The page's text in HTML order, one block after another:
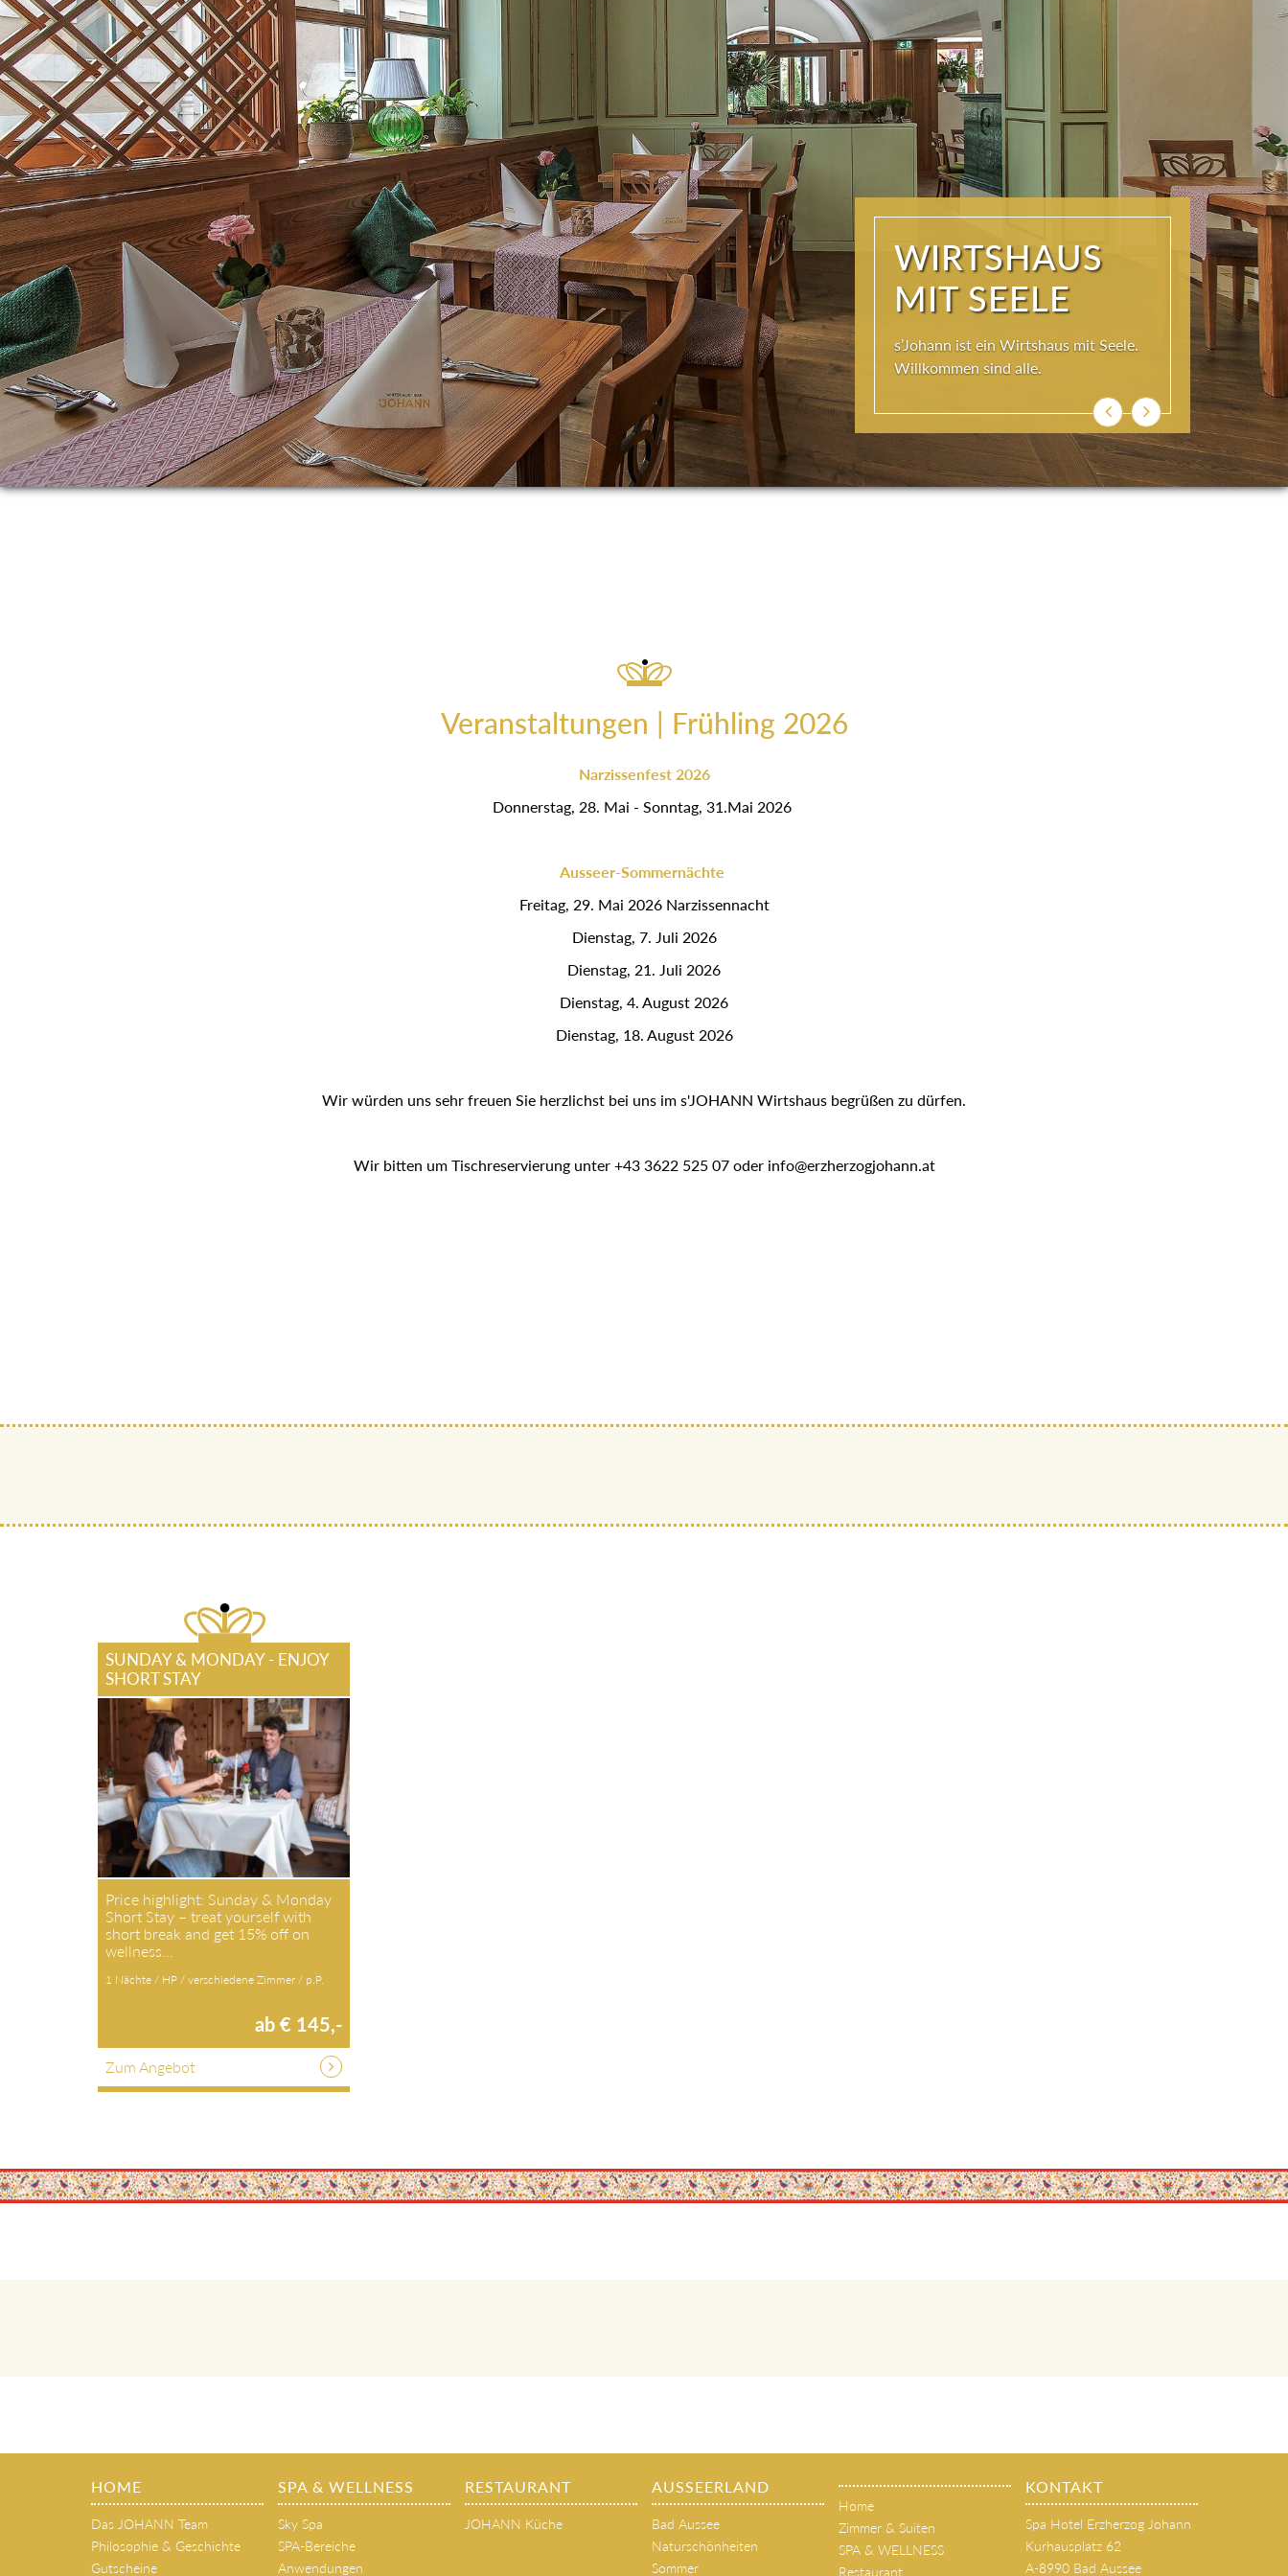
WIRTSHAUS
MIT SEELE
s’Johann ist ein Wirtshaus mit Seele.
Willkommen sind alle.
ZurückWeiter
Veranstaltungen | Frühling 2026
Narzissenfest 2026
Donnerstag, 28. Mai - Sonntag, 31.Mai 2026
Ausseer-Sommernächte
Freitag, 29. Mai 2026 Narzissennacht
Dienstag, 7. Juli 2026
Dienstag, 21. Juli 2026
Dienstag, 4. August 2026
Dienstag, 18. August 2026
Wir würden uns sehr freuen Sie herzlichst bei uns im s'JOHANN Wirtshaus begrüßen zu dürfen.
Wir bitten um Tischreservierung unter +43 3622 525 07 oder info@erzherzogjohann.at
SUNDAY & MONDAY - ENJOY
SHORT STAY
Price highlight: Sunday & Monday
Short Stay – treat yourself with
short break and get 15% off on
wellness…
1 Nächte / HP / verschiedene Zimmer / p.P.
ab € 145,-
Zum Angebot
HOME
Das JOHANN Team
Philosophie & Geschichte
Gutscheine
SPA & WELLNESS
Sky Spa
SPA-Bereiche
Anwendungen
RESTAURANT
JOHANN Küche
AUSSEERLAND
Bad Aussee
Naturschönheiten
Sommer
Home
Zimmer & Suiten
SPA & WELLNESS
Restaurant
KONTAKT
Spa Hotel Erzherzog Johann
Kurhausplatz 62
A-8990 Bad Aussee